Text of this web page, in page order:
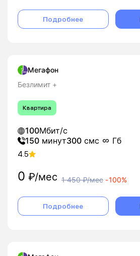
Подробнее
Мегафон
Безлимит +
Квартира
100Мбит/с
150 минут300 смс Гб
4.5
0 ₽/мес 1 450₽/мес -100%
Подробнее